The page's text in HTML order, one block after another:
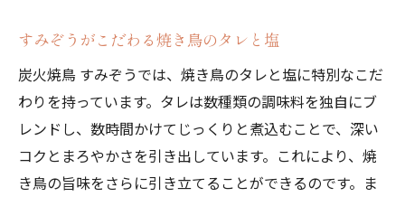
すみぞうがこだわる焼き鳥のタレと塩
炭火焼鳥 すみぞうでは、焼き鳥のタレと塩に特別なこだ
わりを持っています。タレは数種類の調味料を独自にブ
レンドし、数時間かけてじっくりと煮込むことで、深い
コクとまろやかさを引き出しています。これにより、焼
き鳥の旨味をさらに引き立てることができるのです。ま